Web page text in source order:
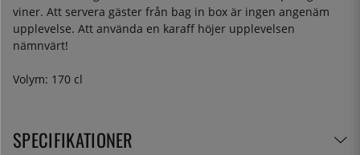
viner. Att servera gäster från bag in box är ingen angenäm
upplevelse. Att använda en karaff höjer upplevelsen
nämnvärt!
Volym: 170 cl
SPECIFIKATIONER